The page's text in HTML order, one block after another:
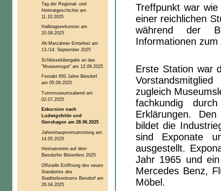
Treffpunkt war
einer reichlichen
während der
Informationen
Erste Station war
zugleich
fachkundig
Erklärungen.
bildet die
sind Exponate
ausgestellt.
Jahr 1965 und
Mercedes Benz,
Möbel.
Tag der Regional- und
Heimatgeschichte am
11.10.2025
Halbtagsexkursion am
20.09.2025
Alt-Marzahner Erntefest am
13./14. September 2025
Schlüsselübergabe an das
"Museumsgut" am 12.09.2025
Festakt 650 Jahre Biesdorf
am 05.09.2025
Turmmuseumsabend am
02.07.2025
Exkursion nach
Ludwigsfelde und
Genshagen am 28.06.2025
Jahreshauptversammlung am
14.05.2025
Heimatverein auf dem
Biesdorfer Blütenfest 2025
Offizielle Eröffnung des neuen
Standortes des
Stadtteilzentrums Biesdorf am
26.04.2025